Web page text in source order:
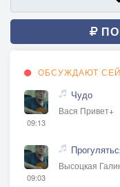
ОБСУЖДАЮТ
09:13
Чудо
Вася Привет+
09:03
Высоцкая